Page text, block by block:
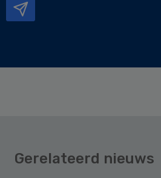
Gerelateerd nieuws